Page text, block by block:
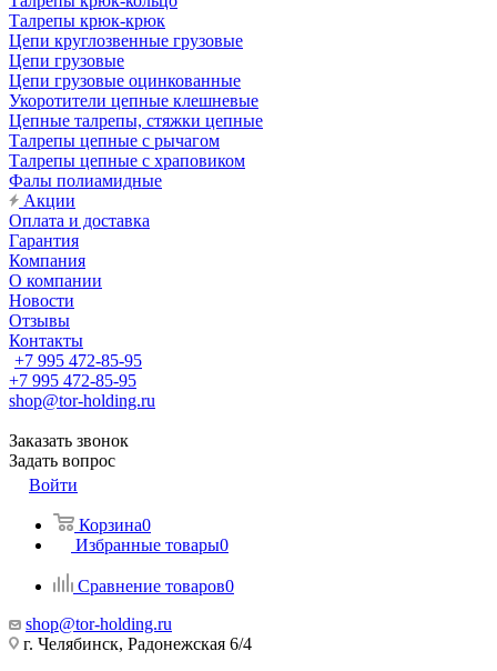
Талрепы крюк-крюк
Цепи круглозвенные грузовые
Цепи грузовые
Цепи грузовые оцинкованные
Укоротители цепные клешневые
Цепные талрепы, стяжки цепные
Талрепы цепные с рычагом
Талрепы цепные с храповиком
Фалы полиамидные
Акции
Оплата и доставка
Гарантия
Компания
О компании
Новости
Отзывы
Контакты
+7 995 472-85-95
+7 995 472-85-95
shop@tor-holding.ru
Заказать звонок
Задать вопрос
Войти
Корзина0
Избранные товары0
Сравнение товаров0
shop@tor-holding.ru
г. Челябинск, Радонежская 6/4